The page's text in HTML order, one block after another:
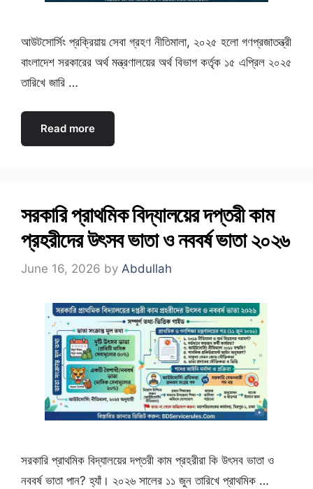
আউটসোর্সিং প্রক্রিয়ায় সেবা গ্রহণ নীতিমালা, ২০২৫ হলো গণপ্রজাতন্ত্রী
বাংলাদেশ সরকারের অর্থ মন্ত্রণালয়ের অর্থ বিভাগ কর্তৃক ১৫ এপ্রিল ২০২৫
তারিখে জারি …
Read more
সরকারি প্রাথমিক বিদ্যালয়ের দপ্তরী কাম
প্রহরীদের উৎসব ভাতা ও নববর্ষ ভাতা ২০২৬
June 16, 2026 by Abdullah
সরকারি প্রাথমিক বিদ্যালয়ের দপ্তরী কাম প্রহরীরা কি উৎসব ভাতা ও
নববর্ষ ভাতা পান? হ্যাঁ। ২০২৬ সালের ১১ জুন তারিখে প্রাথমিক …